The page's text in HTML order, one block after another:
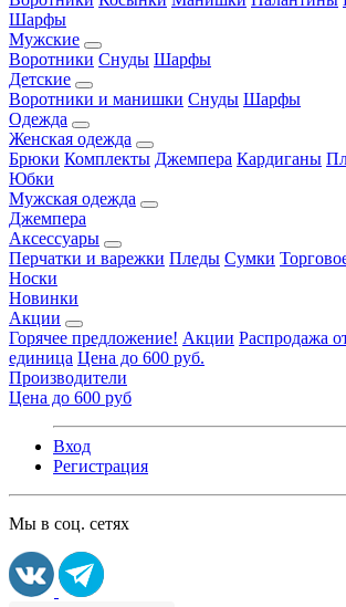
Шарфы
Мужские
Воротники Снуды Шарфы
Детские
Воротники и манишки Снуды Шарфы
Одежда
Женская одежда
Брюки Комплекты Джемпера Кардиганы
Юбки
Мужская одежда
Джемпера
Аксессуары
Перчатки и варежки Пледы Сумки
Носки
Новинки
Акции
Горячее предложение! Акции Распродажа
единица Цена до 600 руб.
Производители
Цена до 600 руб
Вход
Регистрация
Мы в соц. сетях